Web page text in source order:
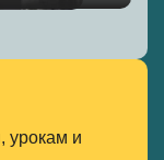
урокам и